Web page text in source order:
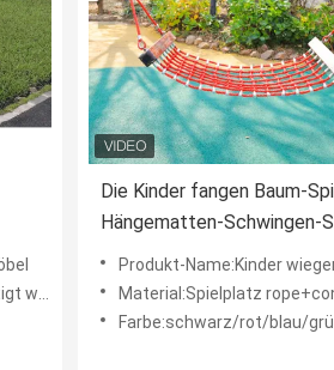
Die Kinder fangen Baum-
Hängematten-Schwingen-
im Freien bescheinigt
Produkt-Name:Kinder wiegen Baum-Schwingen-Seil-Hängematten-Spielplatz-
Material:Spielplatz
Farbe:schwarz/rot/blau/grün/gelb